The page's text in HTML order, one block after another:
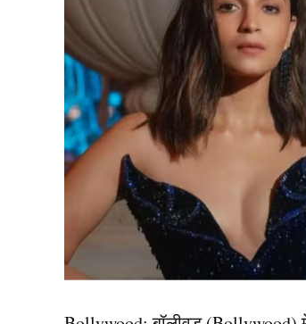
खेल की लोकप्रियता लगातार गिर
ओलंपिक में शामिल होने के बावजूद
विफलता होगी।
यह भी पढ़ें:चिन्नास्वामी को IPL मैचों
भारत में विश्व कप
बांग्लादेश (Bangladesh) ने अपनी
पर आईसीसी से बातचीत जारी रखेंगे,
अपनी लड़ाई जारी रखेंगे, क्योंकि